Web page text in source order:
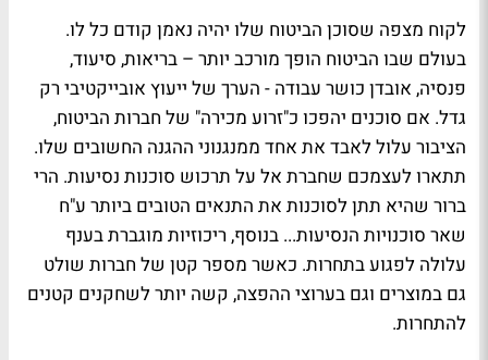
לקוח מצפה שסוכן הביטוח שלו יהיה נאמן קודם כל לו.
בעולם שבו הביטוח הופך מורכב יותר – בריאות, סיעוד,
פנסיה, אובדן כושר עבודה - הערך של ייעוץ אובייקטיבי רק
גדל. אם סוכנים יהפכו כ"זרוע מכירה" של חברות הביטוח,
הציבור עלול לאבד את אחד ממנגנוני ההגנה החשובים שלו.
תתארו לעצמכם שחברת אל על תרכוש סוכנות נסיעות. הרי
ברור שהיא תתן לסוכנות את התנאים הטובים ביותר ע"ח
שאר סוכנויות הנסיעות... בנוסף, ריכוזיות מוגברת בענף
עלולה לפגוע בתחרות. כאשר מספר קטן של חברות שולט
גם במוצרים וגם בערוצי ההפצה, קשה יותר לשחקנים קטנים
להתחרות.